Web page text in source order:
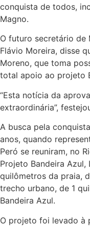
conquista de todos,
Magno.
O futuro secretário de
Flávio Moreira, disse
Moreno, que toma
total apoio ao projeto
“Esta notícia da
extraordinária”,
A busca pela
anos, quando
Peró se reuniram, no
Projeto Bandeira Azul,
quilômetros da praia,
trecho urbano, de 1
Bandeira Azul.
O projeto foi levado à